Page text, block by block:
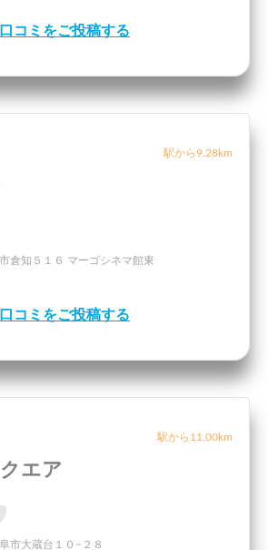
口コミをご投稿する
駅から9.28km
倉知５１６ マーゴシネマ館東
口コミをご投稿する
駅から11.00km
エア
市大蔵台１０−２８